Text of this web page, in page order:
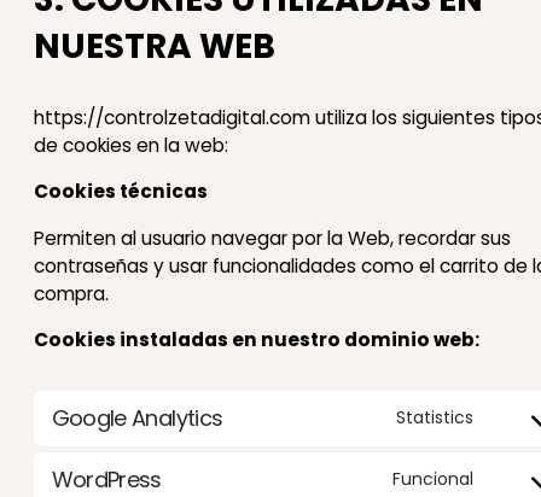
NUESTRA WEB
https://controlzetadigital.com utiliza los siguientes
de cookies en la web:
Cookies técnicas
Permiten al usuario navegar por la Web, recordar sus
contraseñas y usar funcionalidades como el carrito de
compra.
Cookies instaladas en nuestro dominio web:
Google Analytics Statistics
WordPress Funcional